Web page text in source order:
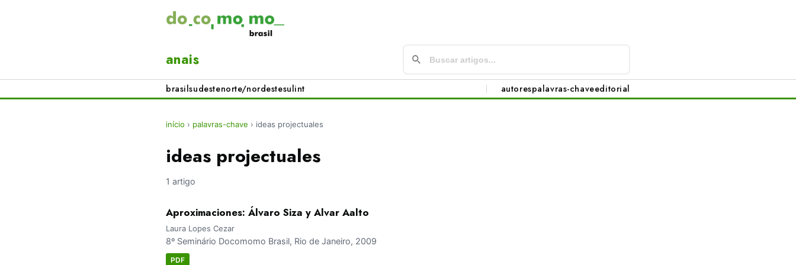
anais
brasilsudestenorte/nordestesulint autorespalavras-chaveeditorial
início › palavras-chave › ideas projectuales
ideas projectuales
1 artigo
Aproximaciones: Álvaro Siza y Alvar Aalto
Laura Lopes Cezar
8º Seminário Docomomo Brasil, Rio de Janeiro, 2009
PDF